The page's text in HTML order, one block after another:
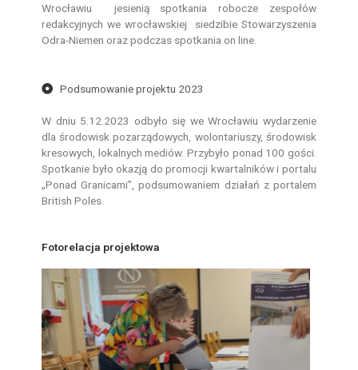
Wrocławiu jesienią spotkania robocze zespołów
redakcyjnych we wrocławskiej siedzibie Stowarzyszenia
Odra-Niemen oraz podczas spotkania on line.
Podsumowanie projektu 2023
W dniu 5.12.2023 odbyło się we Wrocławiu wydarzenie
dla środowisk pozarządowych, wolontariuszy, środowisk
kresowych, lokalnych mediów. Przybyło ponad 100 gości.
Spotkanie było okazją do promocji kwartalników i portalu
„Ponad Granicami”, podsumowaniem działań z portalem
British Poles.
Fotorelacja projektowa